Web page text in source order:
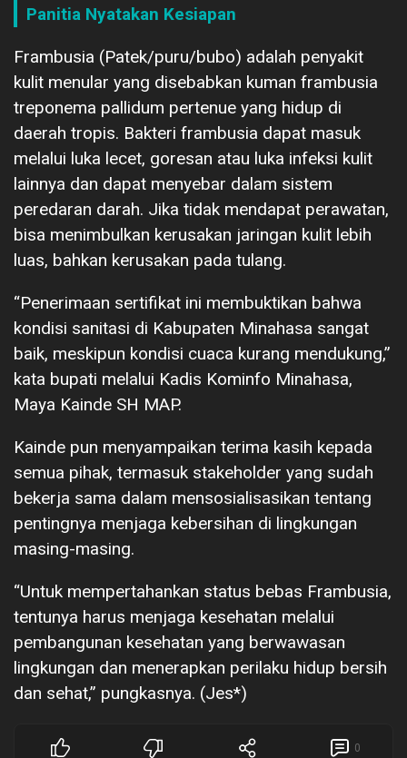
Panitia Nyatakan Kesiapan
Frambusia (Patek/puru/bubo) adalah penyakit
kulit menular yang disebabkan kuman frambusia
treponema pallidum pertenue yang hidup di
daerah tropis. Bakteri frambusia dapat masuk
melalui luka lecet, goresan atau luka infeksi kulit
lainnya dan dapat menyebar dalam sistem
peredaran darah. Jika tidak mendapat perawatan,
bisa menimbulkan kerusakan jaringan kulit lebih
luas, bahkan kerusakan pada tulang.
“Penerimaan sertifikat ini membuktikan bahwa
kondisi sanitasi di Kabupaten Minahasa sangat
baik, meskipun kondisi cuaca kurang mendukung,”
kata bupati melalui Kadis Kominfo Minahasa,
Maya Kainde SH MAP.
Kainde pun menyampaikan terima kasih kepada
semua pihak, termasuk stakeholder yang sudah
bekerja sama dalam mensosialisasikan tentang
pentingnya menjaga kebersihan di lingkungan
masing-masing.
“Untuk mempertahankan status bebas Frambusia,
tentunya harus menjaga kesehatan melalui
pembangunan kesehatan yang berwawasan
lingkungan dan menerapkan perilaku hidup bersih
dan sehat,” pungkasnya. (Jes*)
0